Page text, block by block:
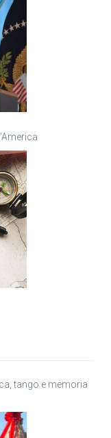
tango e memoria